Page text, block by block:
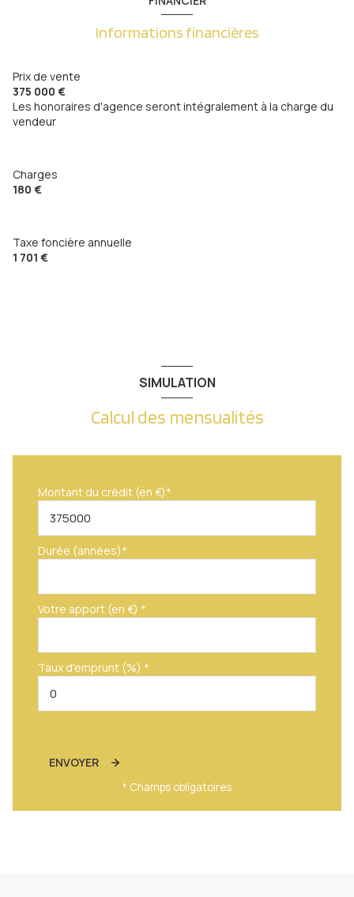
Informations financières
Prix de vente
375 000 €
Les honoraires d'agence seront intégralement à la charge du
vendeur
Charges
180 €
Taxe foncière annuelle
1 701 €
SIMULATION
Calcul des mensualités
Montant du crédit (en €)*
Durée (années)*
Votre apport (en €) *
Taux d'emprunt (%) *
ENVOYER
* Champs obligatoires